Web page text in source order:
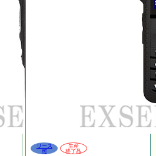
リース
可
生産
終了品